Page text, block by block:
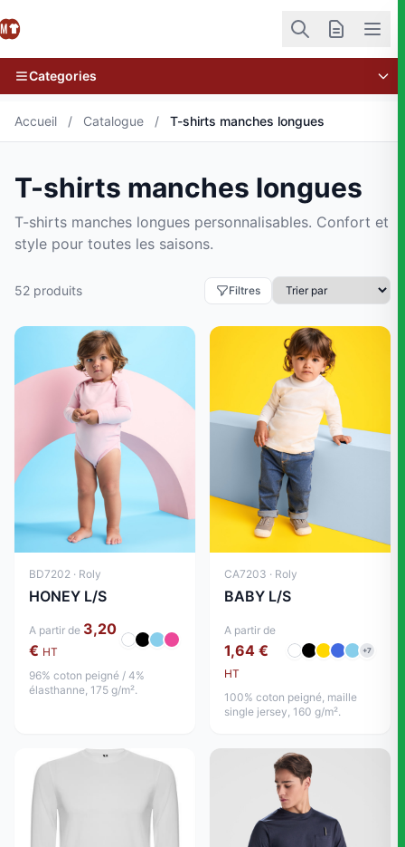
Categories
Accueil / Catalogue / T-shirts manches longues
T-shirts manches longues
T-shirts manches longues personnalisables. Confort et
style pour toutes les saisons.
52 produits Filtres
BD7202 · Roly
HONEY L/S
A partir de 3,20
€ HT
96% coton peigné / 4%
élasthanne, 175 g/m².
CA7203 · Roly
BABY L/S
A partir de
1,64 €
HT
+7
100% coton peigné, maille
single jersey, 160 g/m².